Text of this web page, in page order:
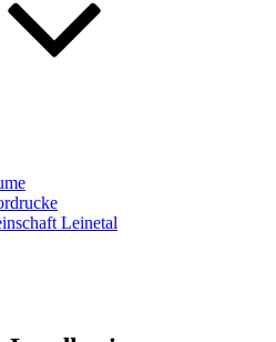
Leinetal